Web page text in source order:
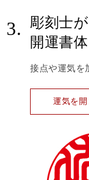
3.
彫刻士が
開運書
接点や運気を
運気を開